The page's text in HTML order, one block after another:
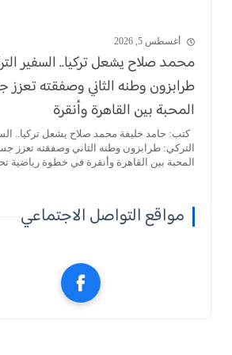
أغسطس 5, 2026
محمد صلاح يشعل تركيا.. السفير
طرابزون وطنه الثاني وصفقته تعزز
المحبة بين القاهرة وأنقرة
كتب: حامد خليفة محمد صلاح يشعل تركيا..
التركي: طرابزون وطنه الثاني وصفقته تعزز
المحبة بين القاهرة وأنقرة في خطوة رياضية
مواقع التواصل الاجتماعي